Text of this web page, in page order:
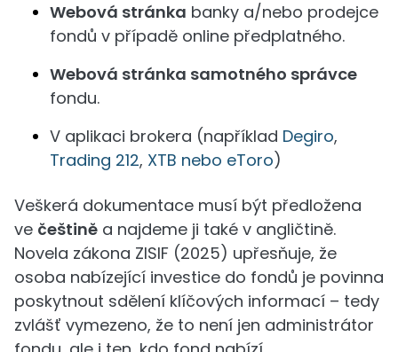
Webová stránka banky a/nebo prodejce
fondů v případě online předplatného.
Webová stránka samotného správce
fondu.
V aplikaci brokera (například Degiro,
Trading 212, XTB nebo eToro)
Veškerá dokumentace musí být předložena
ve češtině a najdeme ji také v angličtině.
Novela zákona ZISIF (2025) upřesňuje, že
osoba nabízející investice do fondů je povinna
poskytnout sdělení klíčových informací – tedy
zvlášť vymezeno, že to není jen administrátor